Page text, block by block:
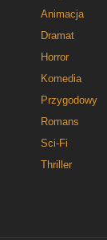
Animacja
Dramat
Horror
Komedia
Przygodowy
Romans
Sci-Fi
Thriller